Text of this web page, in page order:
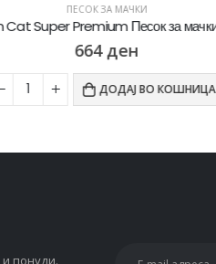
ПЕСОК ЗА МАЧКИ
664ден
ДОДАЈ ВО КОШНИЦА
понуди.